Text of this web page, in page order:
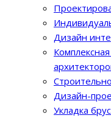
Дизайн
Дизайн-
Укладка